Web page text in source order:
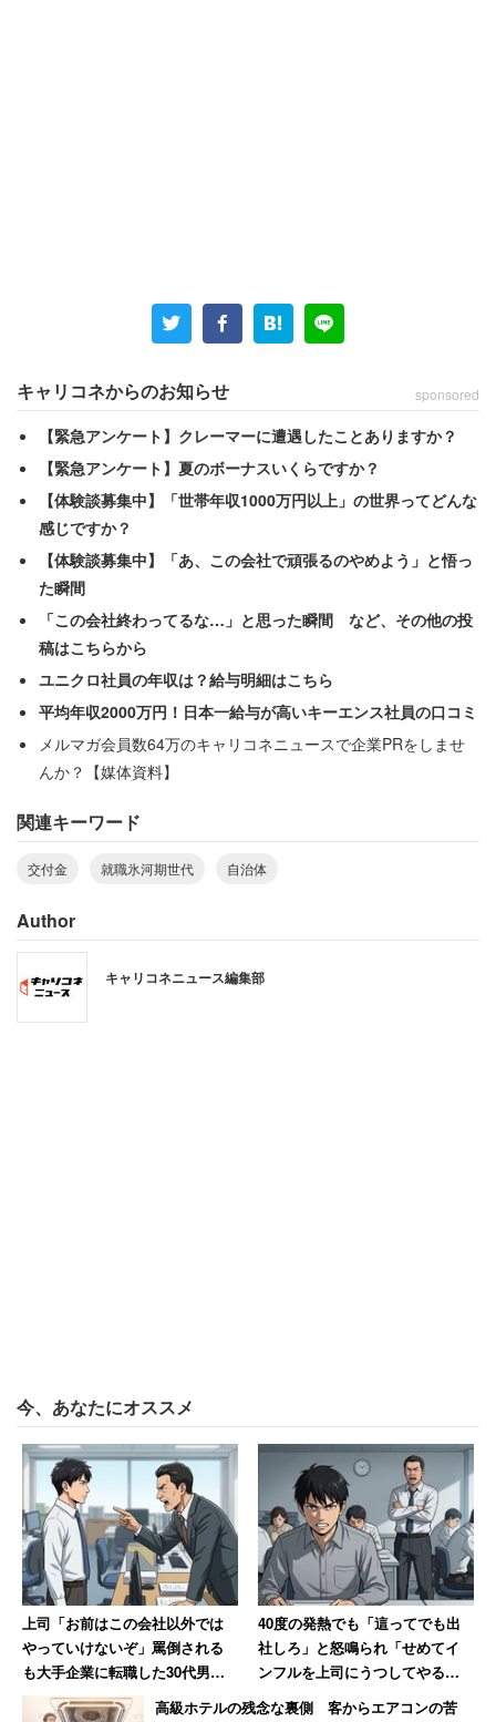
予定派遣制度による県内企業での職場実習を一貫して行
援対象人数を増加した。
岐阜県の「就職氷河期世代活躍支援事業」（同126万円）
では、就職氷河期世代支援の枠組みを見直す。臨床心理
士、出張相談員の増員といった相談事業の拡充に加え、小
グループ制の連続講座（就活塾）を行っている。好評を受
け、開催回数を増やすという。
大阪府では「住宅付き就職氷河期世代就職支援事業」（同
1183万円）に取り組む。民間支援団体と連携して就職支
援を行うとともに、府営住宅の空室を活用し、入居者同士
のコミュニティー形成などを通じて社会人基礎力の養成や
定着支援を実施している。
高知県は「若者サポートステーション事業に係る就職氷河
にある就職氷河期世代の就職などを目指す。訪問相談やオ
ンライン面談、セミナー、職場見学を実施するほか、職場
開拓員の配置、職場体験の提供などを行うとしている。
キャリコネからのお知らせ sponsored
【緊急アンケート】クレーマーに遭遇したことありますか？
【緊急アンケート】夏のボーナスいくらですか？
【体験談募集中】「世帯年収1000万円以上」の世界ってどんな
感じですか？
【体験談募集中】「あ、この会社で頑張るのやめよう」と悟っ
た瞬間
「この会社終わってるな…」と思った瞬間 など、その他の投
稿はこちらから
ユニクロ社員の年収は？給与明細はこちら
平均年収2000万円！日本一給与が高いキーエンス社員の口コミ
メルマガ会員数64万のキャリコネニュースで企業PRをしませ
んか？【媒体資料】
関連キーワード
交付金 就職氷河期世代 自治体
Author
キャリコネニュース編集部
今、あなたにオススメ
上司「お前はこの会社以外では
やっていけないぞ」罵倒される
も大手企業に転職した30代男
性 一方上司は転職先を「1年足
40度の発熱でも「這ってでも出
社しろ」と怒鳴られ「せめてイ
ンフルを上司にうつしてやる」
と思った男性 数年後その職場
高級ホテルの残念な裏側 客からエアコンの苦